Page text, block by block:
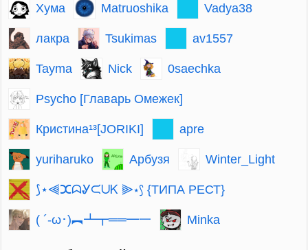
Хума Matruoshika Vadya38
лакра Tsukimas av1557
Tayma Nick 0saechka
Psycho [Главарь Омежек]
Кристина¹³[JORIKI] apre
yuriharuko Арбузя Winter_Light
⟆⋆⫷ⵋᗣᎽᙅᑌᏦ ⫸⋆⟆ {ТИПА РЕСТ}
( ´-ω･)︻┻┳══━一 Minka